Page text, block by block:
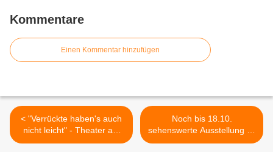
Kommentare
Einen Kommentar hinzufügen
< "Verrückte haben's auch
nicht leicht" - Theater am
Hofgarten inszeniert Bernd
Noch bis 18.10.
sehenswerte Ausstellung im
Rathaussaal aus dem